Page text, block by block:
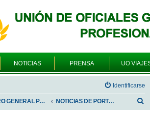
NOTICIAS PRENSA UO
Identificarse
FORO GENERAL PARA TODOS LOS USUARIOS NOTICIAS DE PORTADA